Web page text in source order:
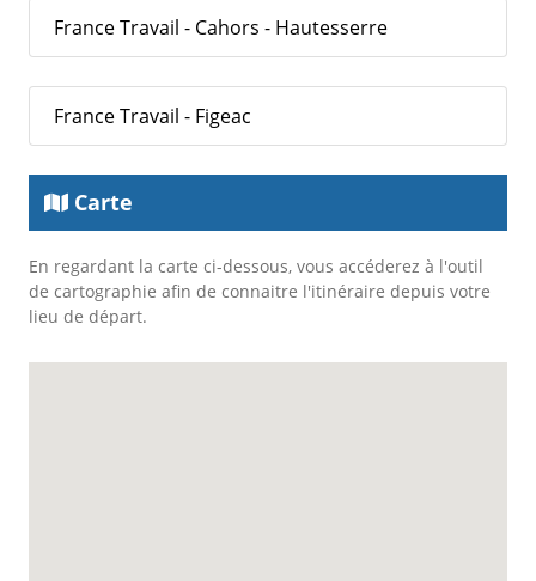
France Travail - Cahors - Hautesserre
France Travail - Figeac
Carte
En regardant la carte ci-dessous, vous accéderez à l'outil
de cartographie afin de connaitre l'itinéraire depuis votre
lieu de départ.